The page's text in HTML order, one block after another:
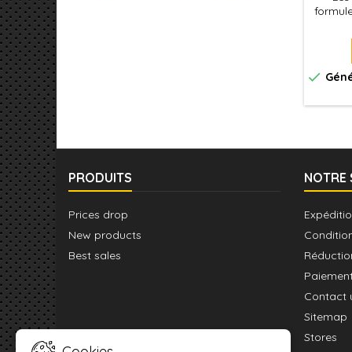
pour
pour

PRODUITS
Prices drop
New products
Best sales
NOTRE
Contact
Sitemap
Stores